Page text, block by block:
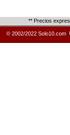
** Precios
© 2002/2022 Solo10.com